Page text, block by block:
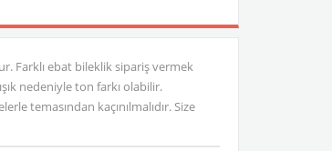
Farklı ebat bileklik sipariş vermek
nedeniyle ton farkı olabilir.
temasından kaçınılmalıdır. Size